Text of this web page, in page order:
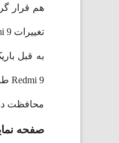
محافظت در
صفحه